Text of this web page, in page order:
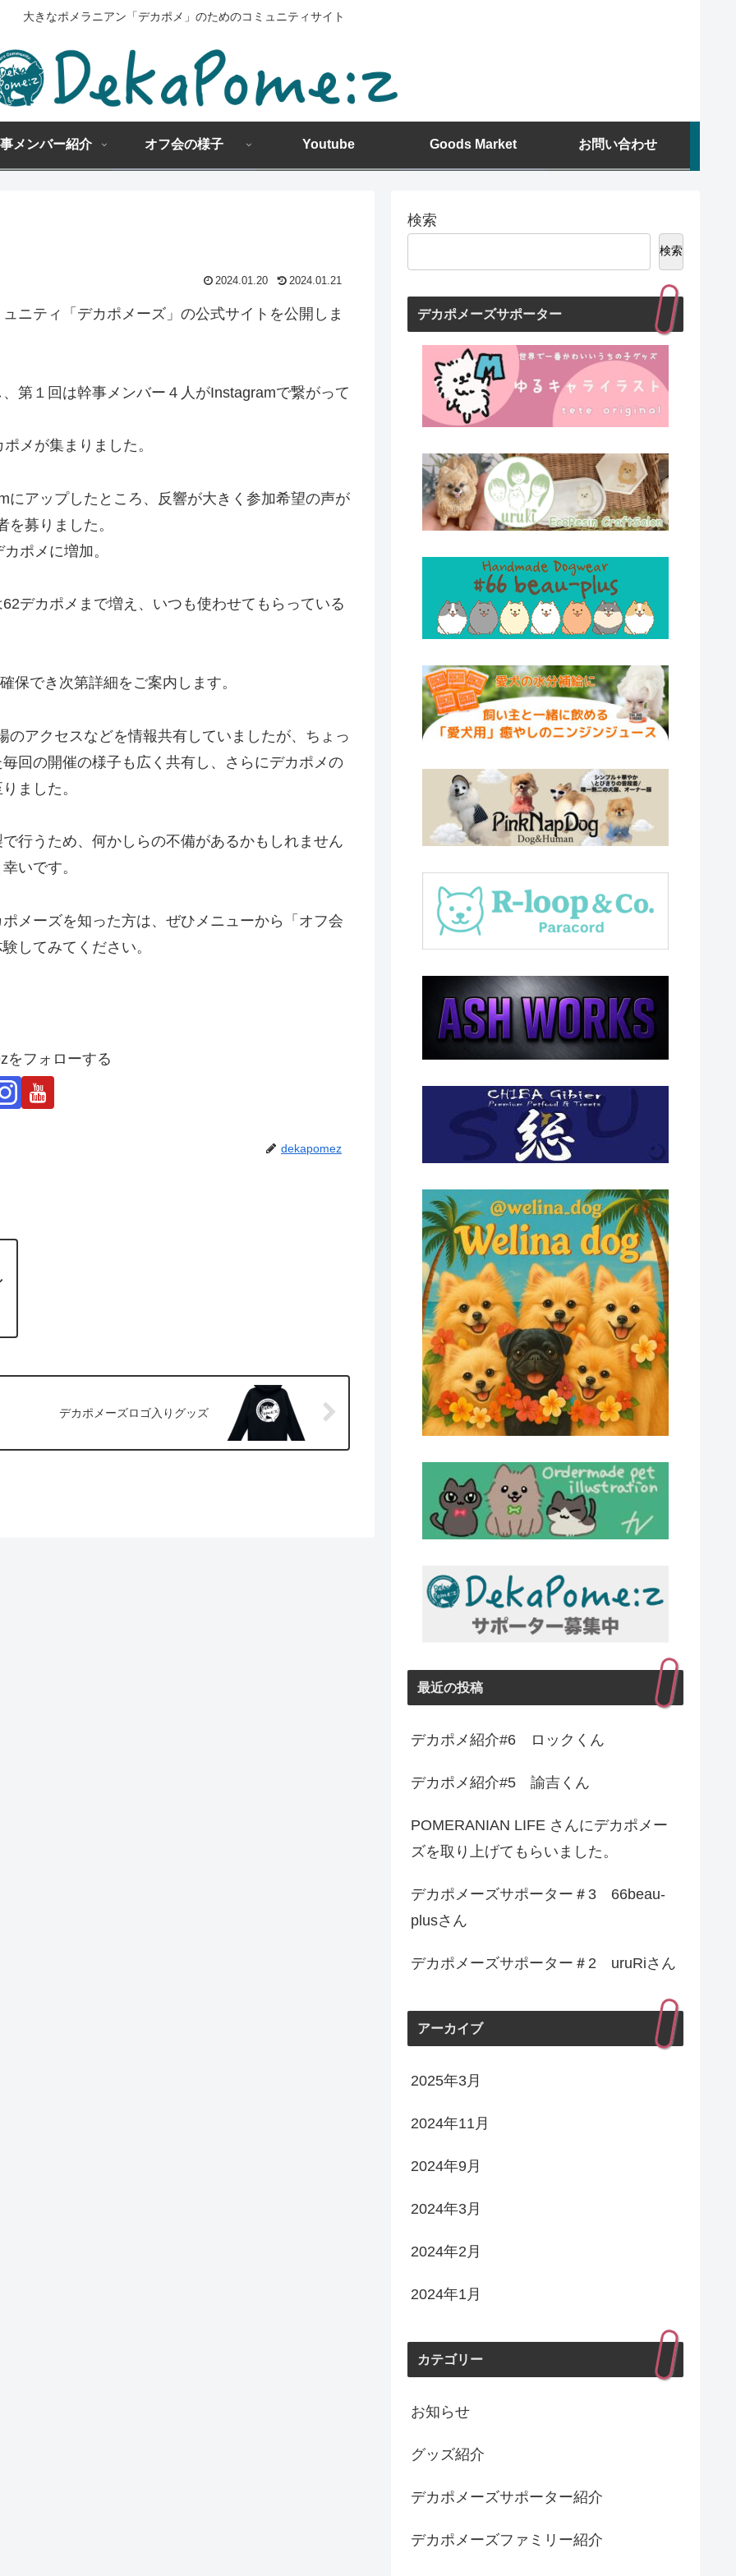
大きなポメラニアン「デカポメ」のためのコミュニティサイト
メンバー紹介 オフ会の様子 Youtube Goods Market お問い合わせ
2024.01.20 2024.01.21
ニティ「デカポメーズ」の公式サイトを公開しま
第１回は幹事メンバー４人がInstagramで繋がって
メが集まりました。
アップしたところ、反響が大きく参加希望の声が
募りました。
ポメに増加。
デカポメまで増え、いつも使わせてもらっている
保でき次第詳細をご案内します。
アクセスなどを情報共有していましたが、ちょっ
回の開催の様子も広く共有し、さらにデカポメの
ました。
行うため、何かしらの不備があるかもしれません
いです。
メーズを知った方は、ぜひメニューから「オフ会
してみてください。
をフォローする
dekapomez
デカポメーズロゴ入りグッズ
検索
検索
デカポメーズサポーター
最近の投稿
デカポメ紹介#6 ロックくん
デカポメ紹介#5 諭吉くん
POMERANIAN LIFE さんにデカポメー
ズを取り上げてもらいました。
デカポメーズサポーター＃3 66beau-
plusさん
デカポメーズサポーター＃2 uruRiさん
アーカイブ
2025年3月
2024年11月
2024年9月
2024年3月
2024年2月
2024年1月
カテゴリー
お知らせ
グッズ紹介
デカポメーズサポーター紹介
デカポメーズファミリー紹介